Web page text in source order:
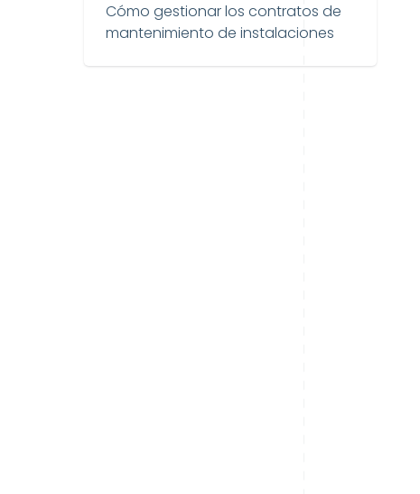
Cómo gestionar los contratos de
mantenimiento de instalaciones